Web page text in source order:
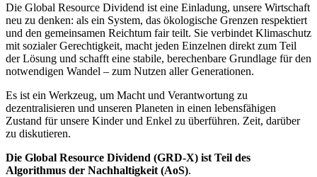
Die Global Resource Dividend ist eine Einladung, unsere Wirtschaft
neu zu denken: als ein System, das ökologische Grenzen respektiert
und den gemeinsamen Reichtum fair teilt. Sie verbindet Klimaschutz
mit sozialer Gerechtigkeit, macht jeden Einzelnen direkt zum Teil
der Lösung und schafft eine stabile, berechenbare Grundlage für den
notwendigen Wandel – zum Nutzen aller Generationen.
Es ist ein Werkzeug, um Macht und Verantwortung zu
dezentralisieren und unseren Planeten in einen lebensfähigen
Zustand für unsere Kinder und Enkel zu überführen. Zeit, darüber
zu diskutieren.
Die Global Resource Dividend (GRD-X) ist Teil des
Algorithmus der Nachhaltigkeit (AoS).